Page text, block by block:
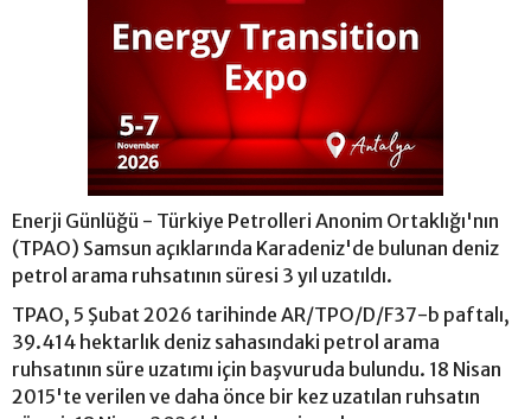
Enerji Günlüğü - Türkiye Petrolleri Anonim Ortaklığı'nın
(TPAO) Samsun açıklarında Karadeniz'de bulunan deniz
petrol arama ruhsatının süresi 3 yıl uzatıldı.
TPAO, 5 Şubat 2026 tarihinde AR/TPO/D/F37-b paftalı,
39.414 hektarlık deniz sahasındaki petrol arama
ruhsatının süre uzatımı için başvuruda bulundu. 18 Nisan
2015'te verilen ve daha önce bir kez uzatılan ruhsatın